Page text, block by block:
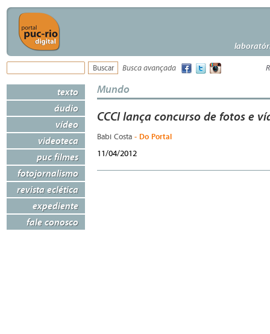
Busca avançada
texto
áudio
vídeo
videoteca
puc filmes
fotojornalismo
revista eclética
expediente
fale conosco
Mundo
CCCI lança concurso de fotos e
Babi Costa - Do Portal
11/04/2012